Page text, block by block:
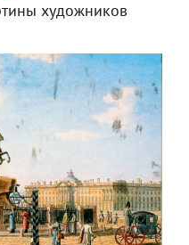
художников